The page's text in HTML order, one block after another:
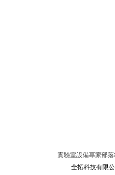
實驗室設備專家部落
全拓科技有限